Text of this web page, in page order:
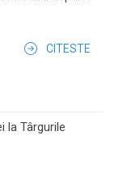
CITESTE
la Târgurile